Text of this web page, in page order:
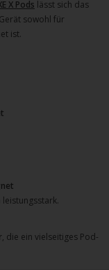
X Pods lässt sich das
sowohl für
ist.
leistungsstark.
, die ein vielseitiges Pod-